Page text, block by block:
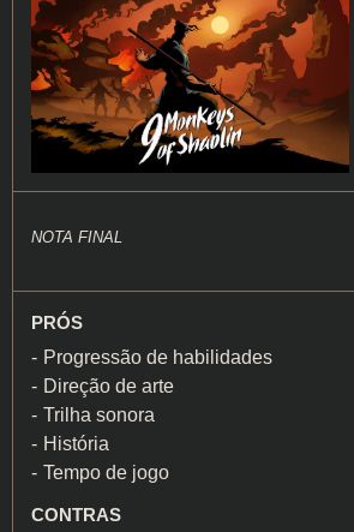
NOTA FINAL
PRÓS
Progressão de habilidades
Direção de arte
Trilha sonora
História
Tempo de jogo
CONTRAS